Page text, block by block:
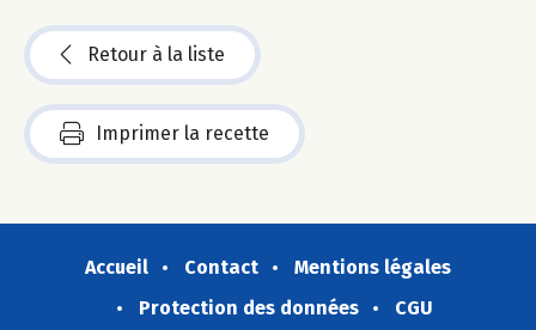
Retour à la liste
Imprimer la recette
Accueil Contact
Mentions légales
Protection des données
CGU